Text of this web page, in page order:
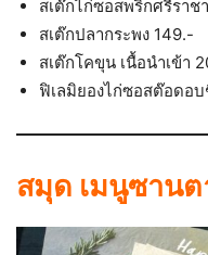
สเต๊กไก่ซอสพริกศรีราช
สเต๊กปลากระพง 149.-
สเต๊กโคขุน เนื้อนำเข้า
ฟิเลมิยองไก่ซอสต๊อดอ
สมุด เมนูซานต